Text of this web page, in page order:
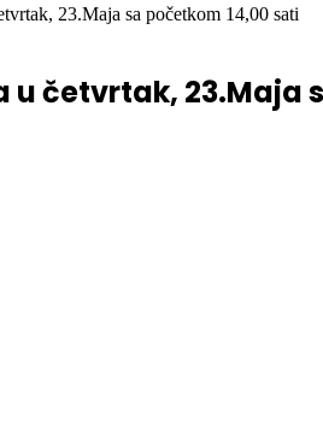
23.Maja sa početkom 14,00 sati
u četvrtak, 23.Maja